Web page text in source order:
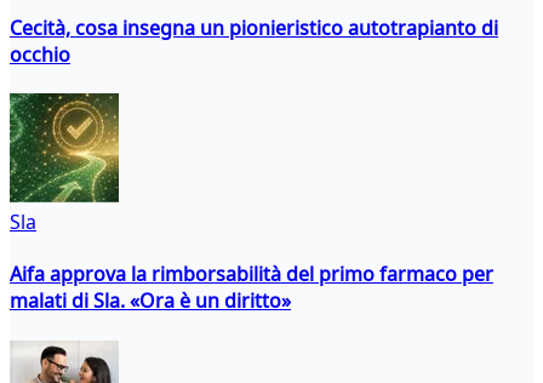
Cecità, cosa insegna un pionieristico autotrapianto di
occhio
Sla
Aifa approva la rimborsabilità del primo farmaco per
malati di Sla. «Ora è un diritto»